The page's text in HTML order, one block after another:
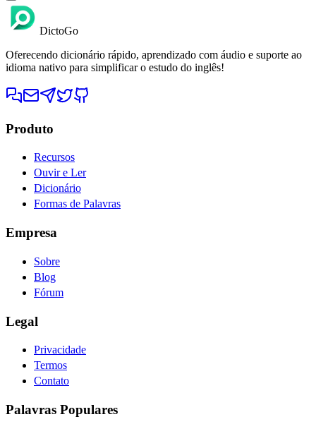
DictoGo
Oferecendo dicionário rápido, aprendizado com áudio e suporte ao
idioma nativo para simplificar o estudo do inglês!
Produto
Recursos
Ouvir e Ler
Dicionário
Formas de Palavras
Empresa
Sobre
Blog
Fórum
Legal
Privacidade
Termos
Contato
Palavras Populares